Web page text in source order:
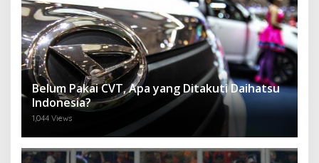
Belum Pakai CVT, Apa yang Ditakuti Daihatsu
Indonesia?
1,044 Views